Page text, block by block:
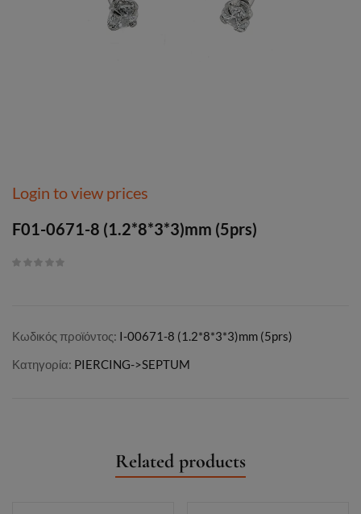
Login to view prices
F01-0671-8 (1.2*8*3*3)mm (5prs)
Κωδικός προϊόντος: I-00671-8 (1.2*8*3*3)mm (5prs)
Κατηγορία: PIERCING->SEPTUM
Related products
CREATE AN ACCOUNT